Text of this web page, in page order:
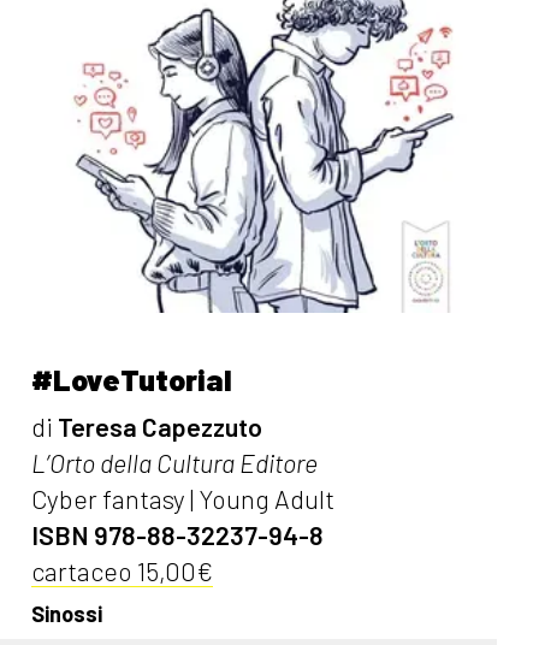
#LoveTutorial
di Teresa Capezzuto
L’Orto della Cultura Editore
Cyber fantasy | Young Adult
ISBN 978-88-32237-94-8
cartaceo 15,00€
Sinossi